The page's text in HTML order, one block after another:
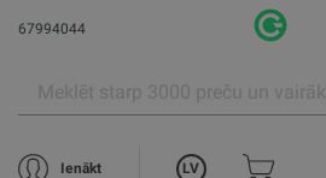
67994044
Ienākt LV